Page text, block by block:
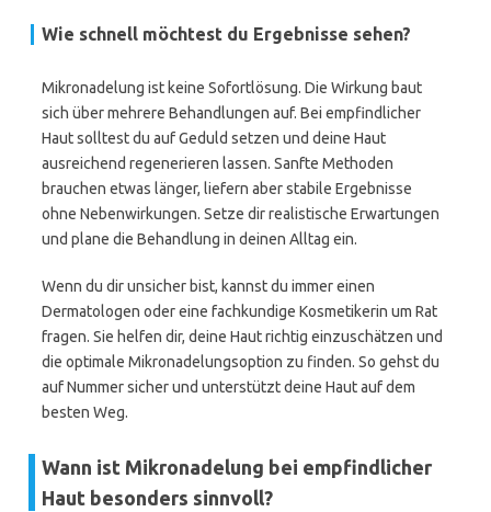
Wie schnell möchtest du Ergebnisse sehen?
Mikronadelung ist keine Sofortlösung. Die Wirkung baut
sich über mehrere Behandlungen auf. Bei empfindlicher
Haut solltest du auf Geduld setzen und deine Haut
ausreichend regenerieren lassen. Sanfte Methoden
brauchen etwas länger, liefern aber stabile Ergebnisse
ohne Nebenwirkungen. Setze dir realistische Erwartungen
und plane die Behandlung in deinen Alltag ein.
Wenn du dir unsicher bist, kannst du immer einen
Dermatologen oder eine fachkundige Kosmetikerin um Rat
fragen. Sie helfen dir, deine Haut richtig einzuschätzen und
die optimale Mikronadelungsoption zu finden. So gehst du
auf Nummer sicher und unterstützt deine Haut auf dem
besten Weg.
Wann ist Mikronadelung bei empfindlicher
Haut besonders sinnvoll?